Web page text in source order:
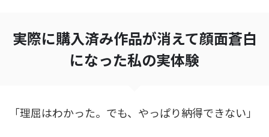
実際に購入済み作品が消えて顔面蒼白
になった私の実体験
「理屈はわかった。でも、やっぱり納得できない」